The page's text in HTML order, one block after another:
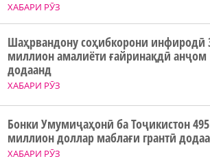
ХАБАРИ РӮЗ
ХАБАРИ РӮЗ
Шаҳрвандону соҳибкорони инфиродӣ
миллион амалиёти ғайринақдӣ анҷом
додаанд
ХАБАРИ РӮЗ
Бонки Умумиҷаҳонӣ ба Тоҷикистон 495
миллион доллар маблағи грантӣ